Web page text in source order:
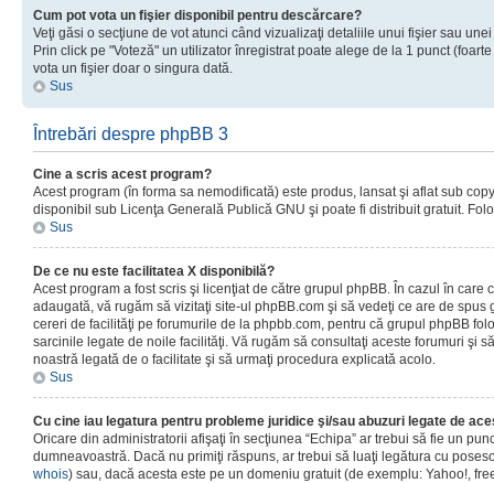
Cum pot vota un fişier disponibil pentru descărcare?
Veţi găsi o secţiune de vot atunci când vizualizaţi detaliile unui fişier sau
Prin click pe "Voteză" un utilizator înregistrat poate alege de la 1 punct
vota un fişier doar o singura dată.
Sus
Întrebări despre phpBB 3
Cine a scris acest program?
Acest program (în forma sa nemodificată) este produs, lansat şi aflat sub
disponibil sub Licenţa Generală Publică GNU şi poate fi distribuit gratuit.
Sus
De ce nu este facilitatea X disponibilă?
Acest program a fost scris şi licenţiat de către grupul phpBB. În cazul în care
adaugată, vă rugăm să vizitaţi site-ul phpBB.com şi să vedeţi ce are de
cereri de facilităţi pe forumurile de la phpbb.com, pentru că grupul phpBB
sarcinile legate de noile facilităţi. Vă rugăm să consultaţi aceste forumuri şi
noastră legată de o facilitate şi să urmaţi procedura explicată acolo.
Sus
Cu cine iau legatura pentru probleme juridice şi/sau abuzuri legate de
Oricare din administratorii afişaţi în secţiunea “Echipa” ar trebui să fie un
dumneavoastră. Dacă nu primiţi răspuns, ar trebui să luaţi legătura cu
whois) sau, dacă acesta este pe un domeniu gratuit (de exemplu: Yahoo!,